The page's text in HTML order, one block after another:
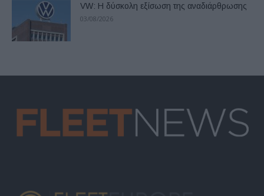
VW: Η δύσκολη εξίσωση της αναδιάρθρωσης
03/08/2026